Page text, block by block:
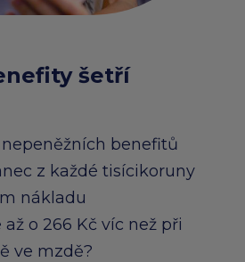
Health
Edenred
Edenred Card
šetří
benefitů
z každé tisícikoruny
nákladu
o 266 Kč víc než při
ve mzdě?